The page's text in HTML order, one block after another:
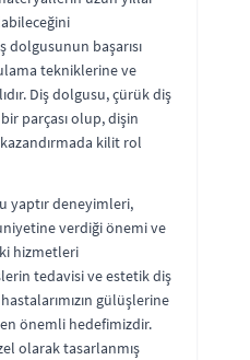
dolgusunun başarısı
tekniklerine ve
Diş dolgusu, çürük diş
parçası olup, dişin
kazandırmada kilit rol
yaptır deneyimleri,
verdiği önemi ve
hizmetleri
tedavisi ve estetik diş
gülüşlerine
önemli hedefimizdir.
olarak tasarlanmış